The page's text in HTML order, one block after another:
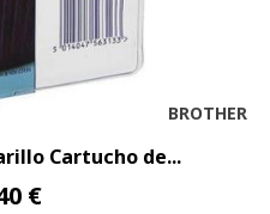
BROTHER
Cartucho de...
€